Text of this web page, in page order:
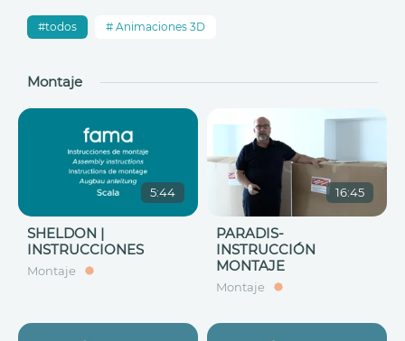
todos Animaciones 3D
Montaje
5:44
SHELDON |
INSTRUCCIONES
Montaje
16:45
PARADIS-
INSTRUCCIÓN
MONTAJE
Montaje